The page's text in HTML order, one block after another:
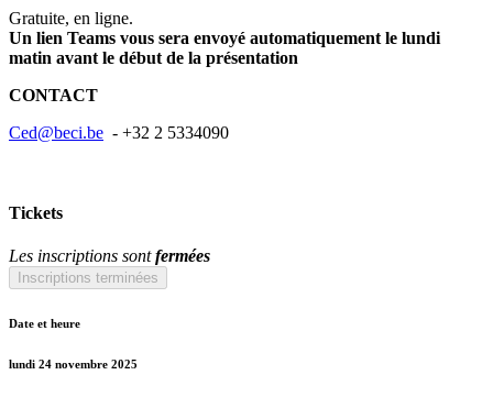
Gratuite, en ligne.
Un lien Teams vous sera envoyé automatiquement le lundi
matin avant le début de la présentation
CONTACT
Ced@beci.be - +32 2 5334090
Tickets
Les inscriptions sontfermées
Inscriptions terminées
Date et heure
lundi 24 novembre 2025